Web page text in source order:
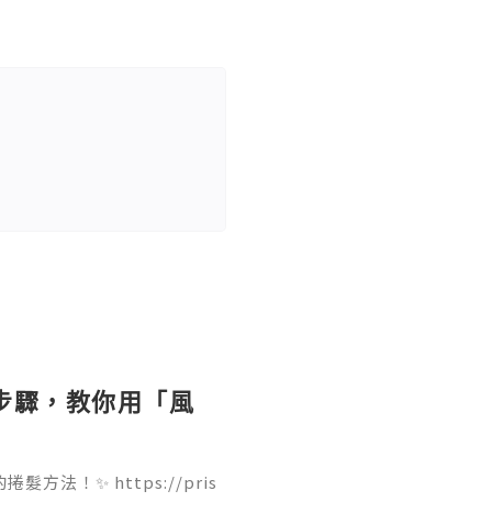
驟，教你用「風
捲髮方法！✨ https://pris